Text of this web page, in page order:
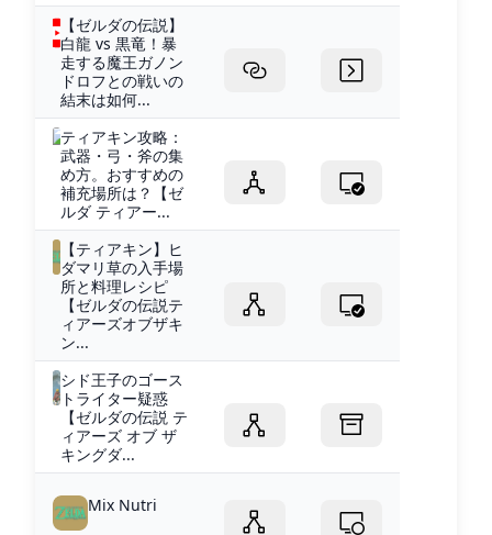
【ゼルダの伝説】
白龍 vs 黒竜！暴
走する魔王ガノン
ドロフとの戦いの
結末は如何...
ティアキン攻略：
武器・弓・斧の集
め方。おすすめの
補充場所は？【ゼ
ルダ ティアー...
【ティアキン】ヒ
ダマリ草の入手場
所と料理レシピ
【ゼルダの伝説テ
ィアーズオブザキ
ン...
シド王子のゴース
トライター疑惑
【ゼルダの伝説 テ
ィアーズ オブ ザ
キングダ...
Mix Nutri